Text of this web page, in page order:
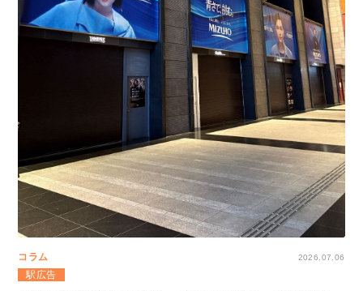
コラム 2026.07.06
駅広告